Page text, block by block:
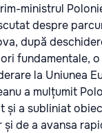
ministrul
despre
după
fundamentale,
la Uniunea
a mulțumit
și a subliniat
de a avansa